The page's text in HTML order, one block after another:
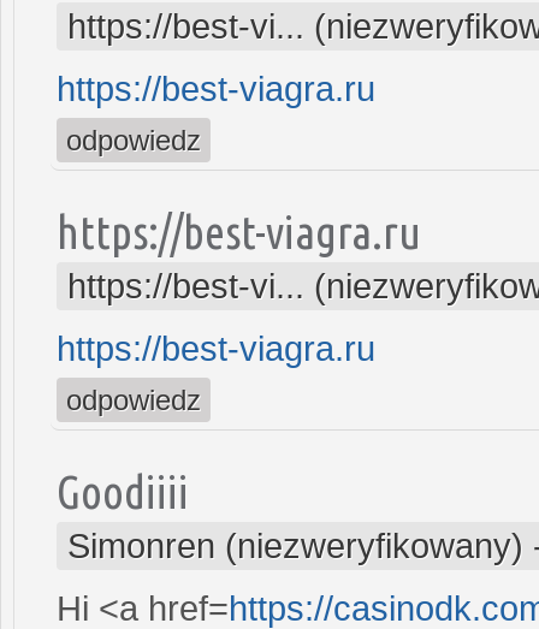
https://best-vi...
https://best-viagra.ru
odpowiedz
https://best-viagra.ru
https://best-vi...
https://best-viagra.ru
odpowiedz
Goodiiii
Simonren (niezweryfikowany)
Hi <a href=https://